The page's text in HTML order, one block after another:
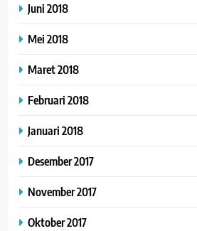
Juni 2018
Mei 2018
Maret 2018
Februari 2018
Januari 2018
Desember 2017
November 2017
Oktober 2017